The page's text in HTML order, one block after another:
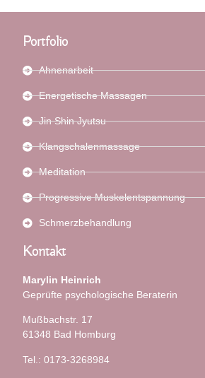
Portfolio
Ahnenarbeit
Energetische Massagen
Jin Shin Jyutsu
Klangschalenmassage
Meditation
Progressive Muskelentspannung
Schmerzbehandlung
Kontakt
Marylin Heinrich
Geprüfte psychologische Beraterin
Mußbachstr. 17
61348 Bad Homburg
Tel.: 0173-3268984